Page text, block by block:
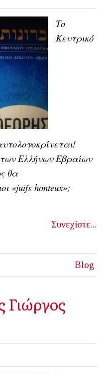
Το
Κεντρικό
Ελλήνων Εβραίων
θα
«juifs honteux»;
Συνεχίστε...
Blog
Γιώργος